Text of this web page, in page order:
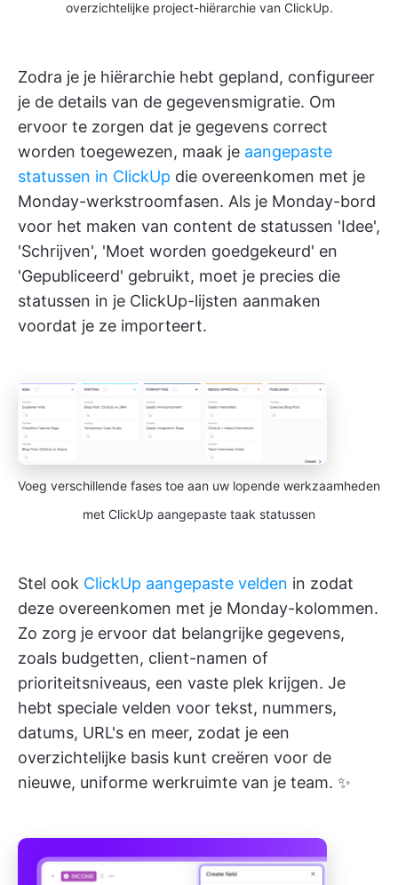
overzichtelijke project-hiërarchie van ClickUp.
Zodra je je hiërarchie hebt gepland, configureer
je de details van de gegevensmigratie. Om
ervoor te zorgen dat je gegevens correct
worden toegewezen, maak je aangepaste
statussen in ClickUp die overeenkomen met je
Monday-werkstroomfasen. Als je Monday-bord
voor het maken van content de statussen 'Idee',
'Schrijven', 'Moet worden goedgekeurd' en
'Gepubliceerd' gebruikt, moet je precies die
statussen in je ClickUp-lijsten aanmaken
voordat je ze importeert.
Voeg verschillende fases toe aan uw lopende werkzaamheden
met ClickUp aangepaste taak statussen
Stel ook ClickUp aangepaste velden in zodat
deze overeenkomen met je Monday-kolommen.
Zo zorg je ervoor dat belangrijke gegevens,
zoals budgetten, client-namen of
prioriteitsniveaus, een vaste plek krijgen. Je
hebt speciale velden voor tekst, nummers,
datums, URL's en meer, zodat je een
overzichtelijke basis kunt creëren voor de
nieuwe, uniforme werkruimte van je team. ✨